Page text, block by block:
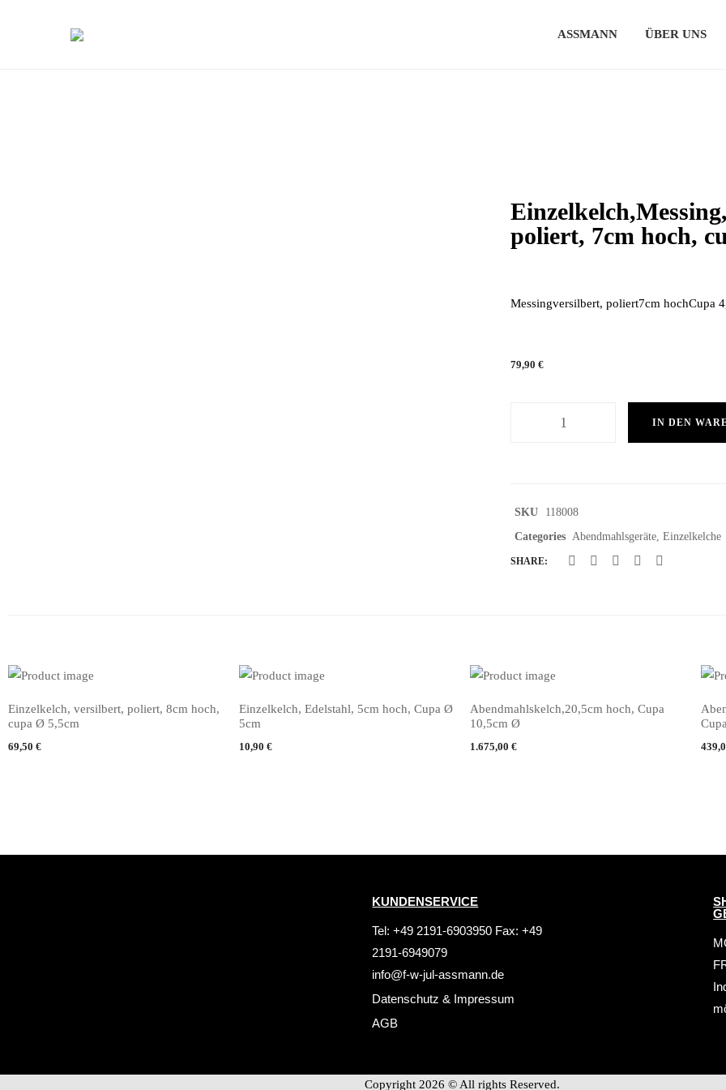
ASSMANN ÜBER UNS
poliert, 7cm hoch,
Messingversilbert, poliert7cm hochCupa
79,90 €
IN DEN
SKU
118008
Categories Abendmahlsgeräte, Einzelkelche
SHARE:
IN DEN WARENKORB
Einzelkelch, versilbert, poliert, 8cm hoch,
cupa Ø 5,5cm
69,50 €
IN DEN WARENKORB
Einzelkelch, Edelstahl, 5cm hoch, Cupa Ø
5cm
10,90 €
IN DEN WARENKORB
Abendmahlskelch,20,5cm hoch, Cupa
10,5cm Ø
1.675,00 €
IN
KUNDENSERVICE
Tel: +49 2191-6903950 Fax: +49
2191-6949079
info@f-w-jul-assmann.de
Datenschutz & Impressum
AGB
Copyright 2026 © All rights Reserved.